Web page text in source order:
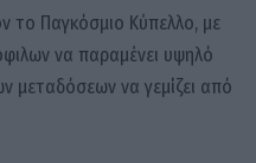
το Παγκόσμιο Κύπελλο, με
να παραμένει υψηλό
μεταδόσεων να γεμίζει από